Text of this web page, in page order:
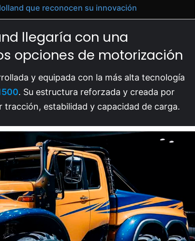
que reconocen su innovación
llegaría con una
opciones de motorización
y equipada con la más alta tecnología
. Su estructura reforzada y creada por
estabilidad y capacidad de carga.